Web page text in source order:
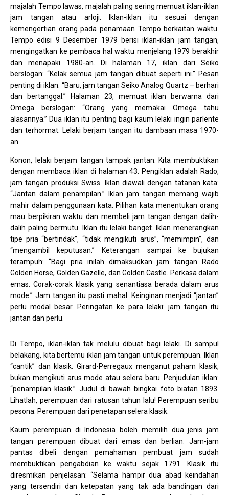
majalah Tempo lawas, majalah paling sering memuat iklan-iklan
jam tangan atau arloji. Iklan-iklan itu sesuai dengan
kemengertian orang pada penamaan Tempo berkaitan waktu.
Tempo edisi 9 Desember 1979 berisi iklan-iklan jam tangan,
mengingatkan ke pembaca hal waktu menjelang 1979 berakhir
dan menapaki 1980-an. Di halaman 17, iklan dari Seiko
berslogan: “Kelak semua jam tangan dibuat seperti ini.” Pesan
penting di iklan: “Baru, jam tangan Seiko Analog Quartz – berhari
dan bertanggal.” Halaman 23, memuat iklan berwarna dari
Omega berslogan: “Orang yang memakai Omega tahu
alasannya.” Dua iklan itu penting bagi kaum lelaki ingin parlente
dan terhormat. Lelaki berjam tangan itu dambaan masa 1970-
an.
Konon, lelaki berjam tangan tampak jantan. Kita membuktikan
dengan membaca iklan di halaman 43. Pengiklan adalah Rado,
jam tangan produksi Swiss. Iklan diawali dengan tatanan kata:
“Jantan dalam penampilan.” Iklan jam tangan memang wajib
mahir dalam penggunaan kata. Pilihan kata menentukan orang
mau berpikiran waktu dan membeli jam tangan dengan dalih-
dalih paling bermutu. Iklan itu lelaki banget. Iklan menerangkan
tipe pria “bertindak”, “tidak mengikuti arus”, “memimpin”, dan
“mengambil keputusan.” Keterangan sampai ke bujukan
terampuh: “Bagi pria inilah dimaksudkan jam tangan Rado
Golden Horse, Golden Gazelle, dan Golden Castle. Perkasa dalam
emas. Corak-corak klasik yang senantiasa berada dalam arus
mode.” Jam tangan itu pasti mahal. Keinginan menjadi “jantan”
perlu modal besar. Peringatan ke para lelaki: jam tangan itu
jantan dan perlu.
Di Tempo, iklan-iklan tak melulu dibuat bagi lelaki. Di sampul
belakang, kita bertemu iklan jam tangan untuk perempuan. Iklan
“cantik” dan klasik. Girard-Perregaux menganut paham klasik,
bukan mengikuti arus mode atau selera baru. Penjudulan iklan:
“penampilan klasik.” Judul di bawah bingkai foto biatan 1893.
Lihatlah, perempuan dari ratusan tahun lalu! Perempuan seribu
pesona. Perempuan dari penetapan selera klasik.
Kaum perempuan di Indonesia boleh memilih dua jenis jam
tangan perempuan dibuat dari emas dan berlian. Jam-jam
pantas dibeli dengan pemahaman pembuat jam sudah
membuktikan pengabdian ke waktu sejak 1791. Klasik itu
diresmikan penjelasan: “Selama hampir dua abad keindahan
yang tersendiri dan ketepatan yang tak ada bandingan dari